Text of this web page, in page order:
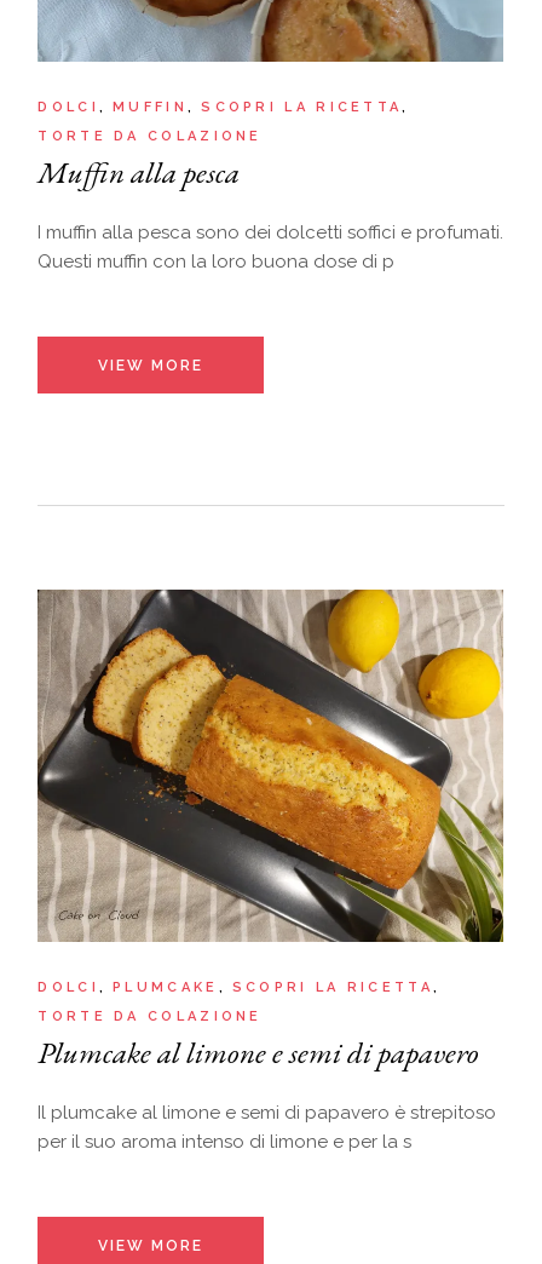
DOLCI MUFFIN
SCOPRI LA RICETTA
TORTE DA COLAZIONE
Muffin alla pesca
I muffin alla pesca sono dei dolcetti soffici e profumati.
Questi muffin con la loro buona dose di p
VIEW MORE
DOLCI PLUMCAKE
SCOPRI LA RICETTA
TORTE DA COLAZIONE
Plumcake al limone e semi di papavero
Il plumcake al limone e semi di papavero è strepitoso
per il suo aroma intenso di limone e per la s
VIEW MORE